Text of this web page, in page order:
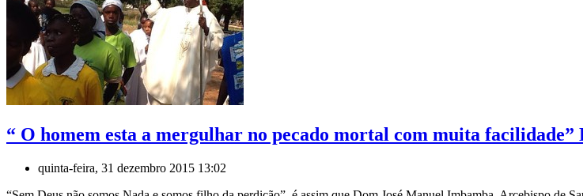
“ O homem esta a mergulhar no pecado mortal com muita
quinta-feira, 31 dezembro 2015 13:02